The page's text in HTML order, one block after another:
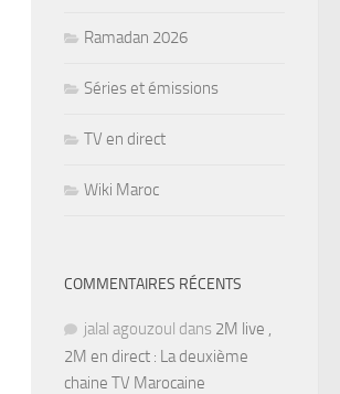
Ramadan 2026
Séries et émissions
TV en direct
Wiki Maroc
COMMENTAIRES RÉCENTS
jalal agouzoul dans 2M live ,
2M en direct : La deuxième
chaine TV Marocaine